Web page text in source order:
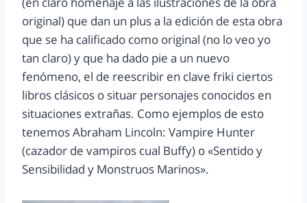
original) que dan un plus a la edición de esta obra
que se ha calificado como original (no lo veo yo
tan claro) y que ha dado pie a un nuevo
fenómeno, el de reescribir en clave friki ciertos
libros clásicos o situar personajes conocidos en
situaciones extrañas. Como ejemplos de esto
tenemos Abraham Lincoln: Vampire Hunter
(cazador de vampiros cual Buffy) o «Sentido y
Sensibilidad y Monstruos Marinos».